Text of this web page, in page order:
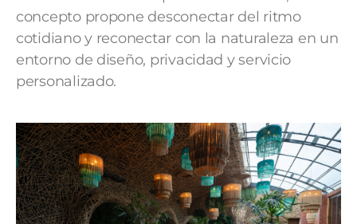
concepto propone desconectar del ritmo
cotidiano y reconectar con la naturaleza en un
entorno de diseño, privacidad y servicio
personalizado.